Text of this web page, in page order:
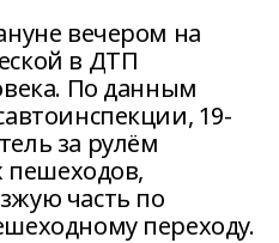
вечером на
в ДТП
По данным
19-
за рулём
пешеходов,
часть по
переходу.